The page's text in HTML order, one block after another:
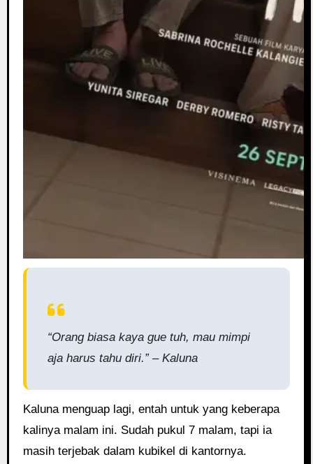
“Orang biasa kaya gue tuh, mau mimpi
aja harus tahu diri.” – Kaluna
Kaluna menguap lagi, entah untuk yang keberapa
kalinya malam ini. Sudah pukul 7 malam, tapi ia
masih terjebak dalam kubikel di kantornya.